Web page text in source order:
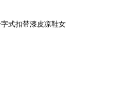
式扣带漆皮凉鞋女